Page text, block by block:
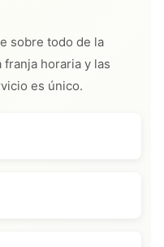
sobre todo de la
horaria y las
es único.